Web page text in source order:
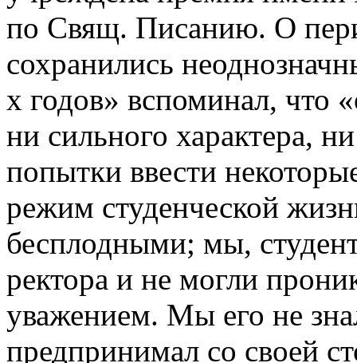
по Свящ. Писанию. О
сохранились
х годов» вспоминал, что
ни сильного характера,
попытки ввести
режим студенческой
бесплодными; мы,
ректора и не могли
уважением. Мы его не
предпринимал со своей